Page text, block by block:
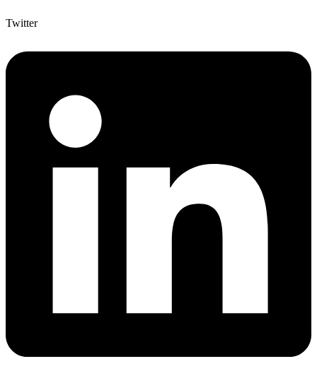
Twitter